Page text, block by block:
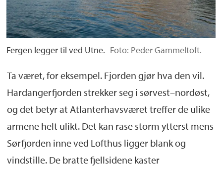
Fergen legger til ved Utne. Foto: Peder Gammeltoft.
Ta været, for eksempel. Fjorden gjør hva den vil.
Hardangerfjorden strekker seg i sørvest–nordøst,
og det betyr at Atlanterhavsværet treffer de ulike
armene helt ulikt. Det kan rase storm ytterst mens
Sørfjorden inne ved Lofthus ligger blank og
vindstille. De bratte fjellsidene kaster